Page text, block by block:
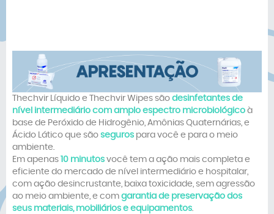
Thechvir Líquido e Thechvir Wipes são desinfetantes de
nível intermediário com amplo espectro microbiológico à
base de Peróxido de Hidrogênio, Amônias Quaternárias, e
Ácido Lático que são seguros para você e para o meio
ambiente.
Em apenas 10 minutos você tem a ação mais completa e
eficiente do mercado de nível intermediário e hospitalar,
com ação desincrustante, baixa toxicidade, sem agressão
ao meio ambiente, e com garantia de preservação dos
seus materiais, mobiliários e equipamentos